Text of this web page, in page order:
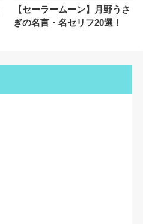
【セーラームーン】月野うさ
ぎの名言・名セリフ20選！